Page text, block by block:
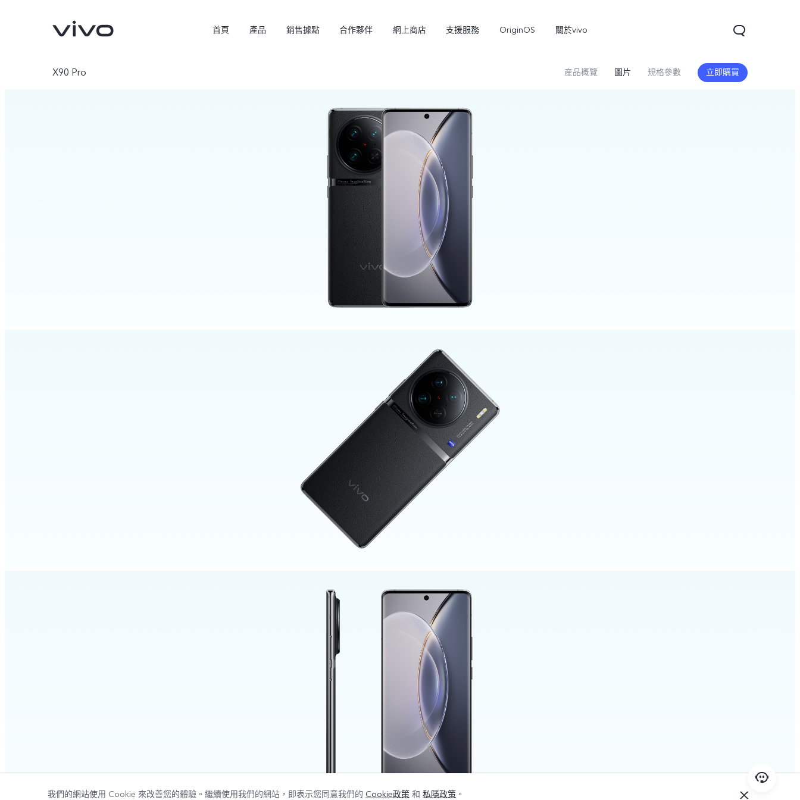
首頁 產品 銷售據點 合作夥伴 網上商店 支援服務 OriginOS 關於vivo
X90 Pro 産品概覽 圖片 規格參數 立即購買
我們的網站使用 Cookie 來改善您的體驗。繼續使用我們的網站，即表示您同意我們的 Cookie政策 和 私隱政策 。